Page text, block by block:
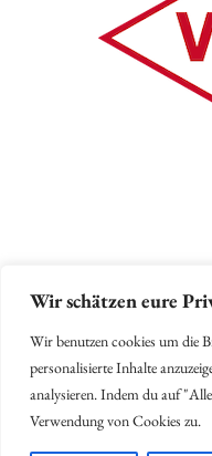
Wir schätzen eure
Wir benutzen cookies um die
personalisierte Inhalte
analysieren. Indem du auf
Verwendung von Cookies zu.
© Copyright 2026
| Entwickelt von